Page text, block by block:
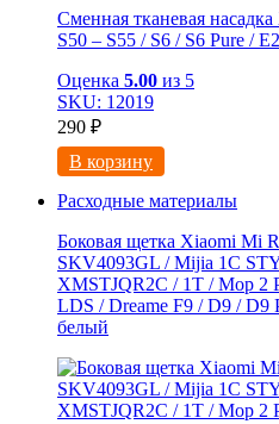
Сменная тканевая
S50 – S55 / S6 / S6 Pure /
Оценка 5.00 из 5
SKU: 12019
290 ₽
В корзину
Расходные материалы
Боковая щетка Xiaomi Mi
SKV4093GL / Mijia 1C
XMSTJQR2C / 1T / Mop 2
LDS / Dreame F9 / D9 / D9
белый